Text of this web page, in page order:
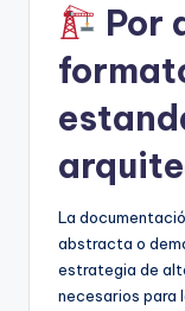
Por
La
abstracta o
estrategia de
necesarios para